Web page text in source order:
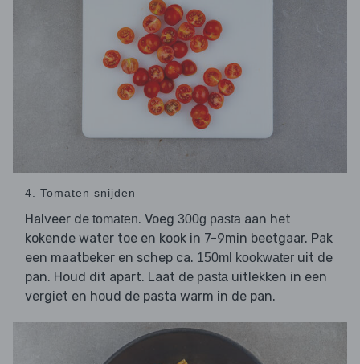
4. Tomaten snijden
Halveer de tomaten. Voeg 300g pasta aan het
kokende water toe en kook in 7-9min beetgaar. Pak
een maatbeker en schep ca. 150ml kookwater uit de
pan. Houd dit apart. Laat de pasta uitlekken in een
vergiet en houd de pasta warm in de pan.